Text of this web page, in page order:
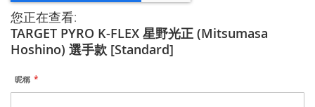
您正在查看:
TARGET PYRO K-FLEX 星野光正 (Mitsumasa
Hoshino) 選手款 [Standard]
昵稱